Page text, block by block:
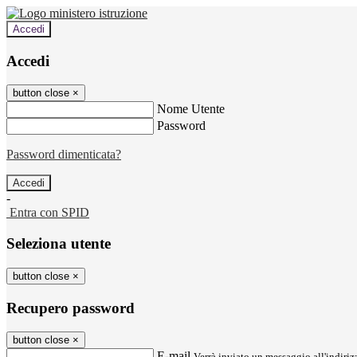
Accedi
Accedi
button close ×
Nome Utente
Password
Password dimenticata?
-
Entra con SPID
Seleziona utente
button close ×
Recupero password
button close ×